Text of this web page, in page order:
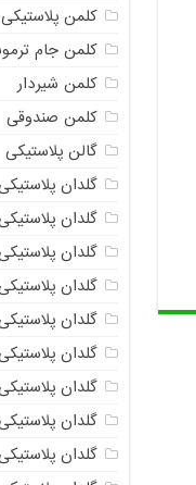
کلمن
کلمن جام
کلمن شیردار
کلمن صندوقی
گالن پلاستیکی
گلدان
گلدان
گلدان
گلدان
گلدان
گلدان
گلدان
گلدان
گلدان